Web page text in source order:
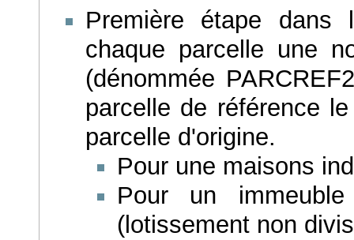
Première étape
chaque parcelle une
(dénommée
parcelle de référence
parcelle d'origine.
Pour une maisons
Pour un
(lotissement non